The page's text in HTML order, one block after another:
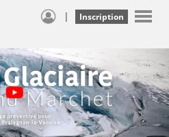
| Inscription